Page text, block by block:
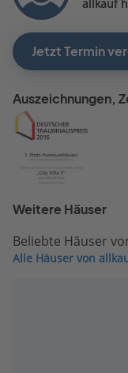
allkauf
Jetzt Termin
Auszeichnungen,
Weitere Häuser
Beliebte Häuser
Alle Häuser von